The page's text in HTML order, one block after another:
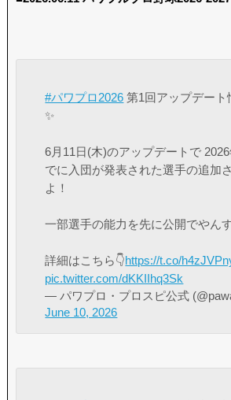
#パワプロ2026 第1回アップデート
✨
6月11日(木)のアップデートで
でに入団が発表された選手の追加
よ！
一部選手の能力を先に公開でやんす
詳細はこちら👇https://t.co/
pic.twitter.com/dKKIIhq3Sk
— パワプロ・プロスピ公式
June 10, 2026